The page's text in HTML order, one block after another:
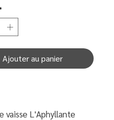
Ajouter au panier
vaisse L'Aphyllante